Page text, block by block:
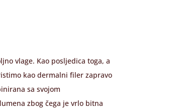
vlage. Kao posljedica toga, a
kao dermalni filer zapravo
sa svojom
zbog čega je vrlo bitna